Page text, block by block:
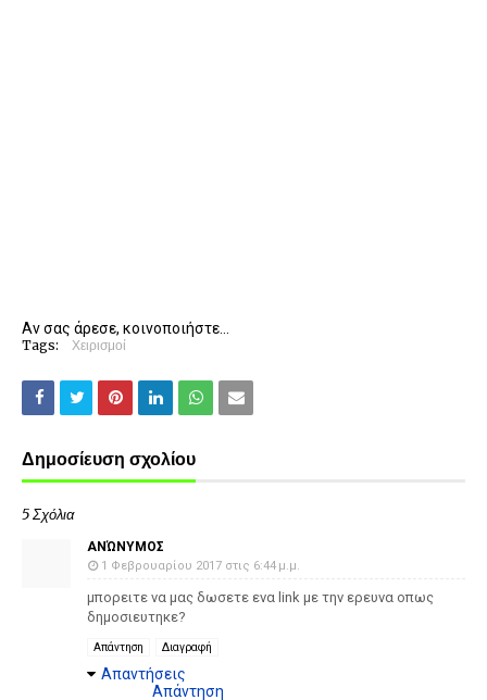
Αν σας άρεσε, κοινοποιήστε...
Tags: Χειρισμοί
Δημοσίευση σχολίου
5 Σχόλια
ΑΝΏΝΥΜΟΣ
1 Φεβρουαρίου 2017 στις 6:44 μ.μ.
μπορειτε να μας δωσετε ενα link με την ερευνα οπως
δημοσιευτηκε?
Απάντηση Διαγραφή
Απαντήσεις
Απάντηση